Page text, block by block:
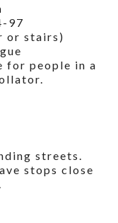
97
or stairs)
for people in a
streets.
stops close